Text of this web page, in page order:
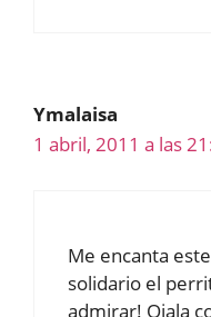
Ymalaisa
1 abril, 2011 a las
Me encanta
solidario el
admirar! Ojala